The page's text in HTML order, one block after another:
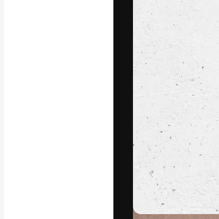
La
migliori lavori.
creativi,
Copyright ©